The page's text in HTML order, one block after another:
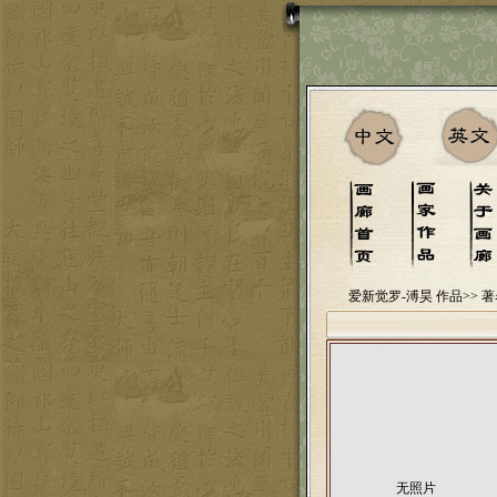
爱新觉罗-溥昊 作品>> 著
无照片